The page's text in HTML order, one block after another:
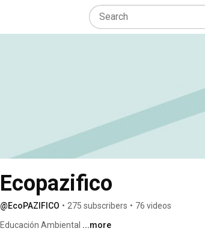
Ecopazifico
@EcoPAZIFICO • 275 subscribers • 76 videos
Educación Ambiental ...more